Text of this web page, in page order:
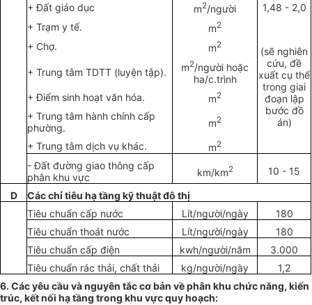
+ Đất giáo dục m2/người
1,48 - 2,0
+ Trạm y tế.
m2
(sẽ nghiên
cứu, đề
xuất cụ thể
trong giai
đoạn lập
bước đồ
án)
+ Chợ. m2
+ Trung tâm TDTT (luyện tập). m2/người hoặc
ha/c.trình
+ Điểm sinh hoạt văn hóa. m2
+ Trung tâm hành chính cấp
phường.
m2
+ Trung tâm dịch vụ khác. m2
- Đất đường giao thông cấp
phân khu vực
km/km2 10 - 15
D
Các chỉ tiêu hạ tầng kỹ thuật đô thị
Tiêu chuẩn cấp nước Lít/người/ngày
180
Tiêu chuẩn thoát nước Lít/người/ngày
180
Tiêu chuẩn cấp điện kwh/người/năm
3.000
Tiêu chuẩn rác thải, chất thải kg/người/ngày
1,2
6. Các yêu cầu và nguyên tắc cơ bản về phân khu chức năng, kiến
trúc, kết nối hạ tầng trong khu vực quy hoạch: